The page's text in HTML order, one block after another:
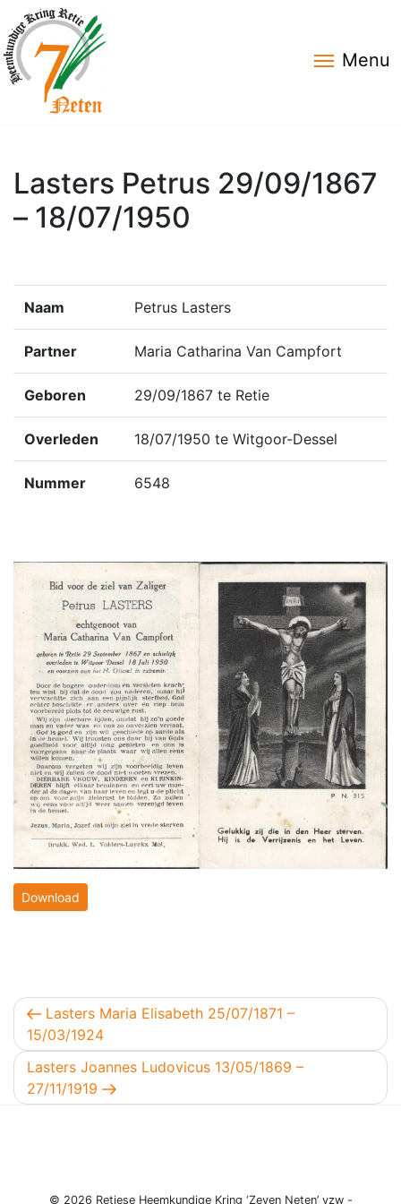
Menu
Lasters Petrus 29/09/1867
– 18/07/1950
Naam Petrus Lasters
Partner Maria Catharina Van Campfort
Geboren 29/09/1867 te Retie
Overleden 18/07/1950 te Witgoor-Dessel
Nummer 6548
Download
Berichtnavigatie
Vorig bericht
Lasters Maria Elisabeth 25/07/1871 –
15/03/1924
Volgend bericht
Lasters Joannes Ludovicus 13/05/1869 –
27/11/1919
© 2026 Retiese Heemkundige Kring ‘Zeven Neten’ vzw -